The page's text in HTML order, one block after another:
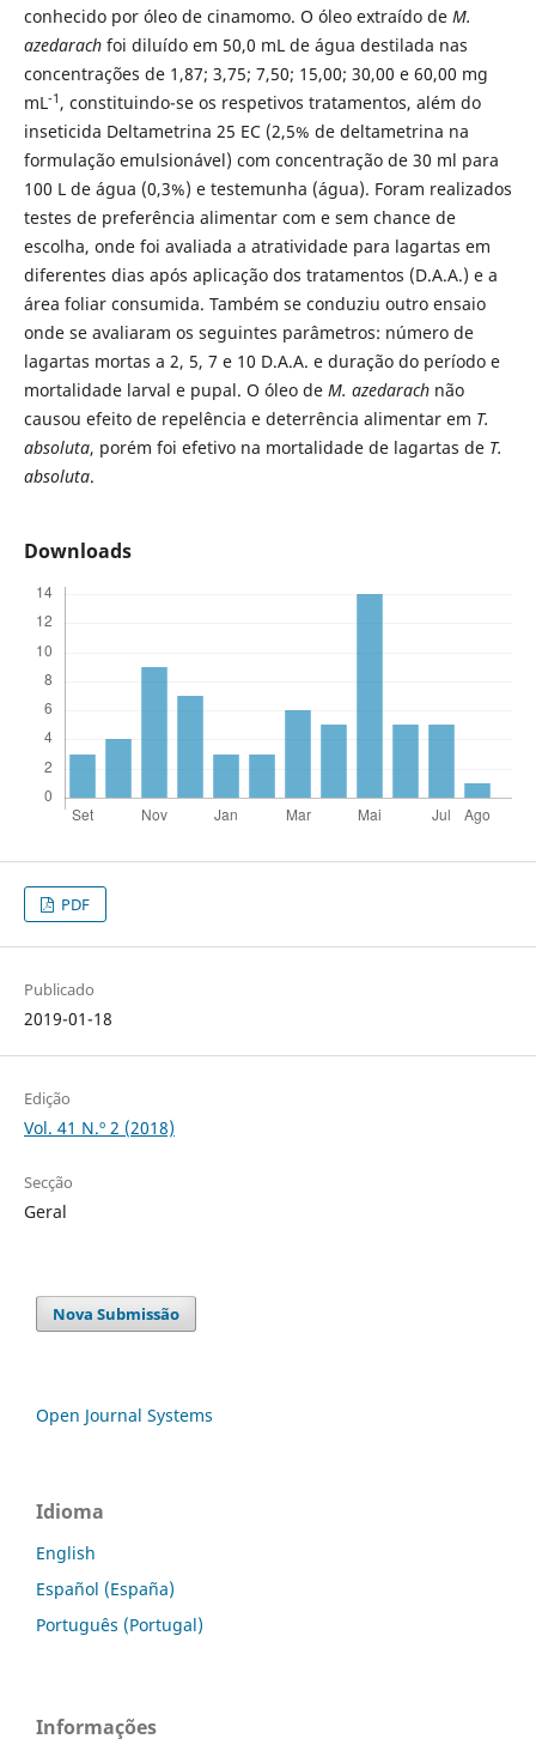
conhecido por óleo de cinamomo. O óleo extraído de M.
azedarachfoi diluído em 50,0 mL de água destilada nas
concentrações de 1,87; 3,75; 7,50; 15,00; 30,00 e 60,00 mg
mL-1 , constituindo-se os respetivos tratamentos, além do
inseticida Deltametrina 25 EC (2,5% de deltametrina na
formulação emulsionável) com concentração de 30 ml para
100 L de água (0,3%) e testemunha (água). Foram realizados
testes de preferência alimentar com e sem chance de
escolha, onde foi avaliada a atratividade para lagartas em
diferentes dias após aplicação dos tratamentos (D.A.A.) e a
área foliar consumida. Também se conduziu outro ensaio
onde se avaliaram os seguintes parâmetros: número de
lagartas mortas a 2, 5, 7 e 10 D.A.A. e duração do período e
mortalidade larval e pupal. O óleo de M. azedarachnão
causou efeito de repelência e deterrência alimentar em T.
absoluta, porém foi efetivo na mortalidade de lagartas de T.
absoluta.
Downloads
PDF
Publicado
2019-01-18
Edição
Vol. 41 N.º 2 (2018)
Secção
Geral
Nova Submissão
Open Journal Systems
Idioma
English
Español (España)
Português (Portugal)
Informações